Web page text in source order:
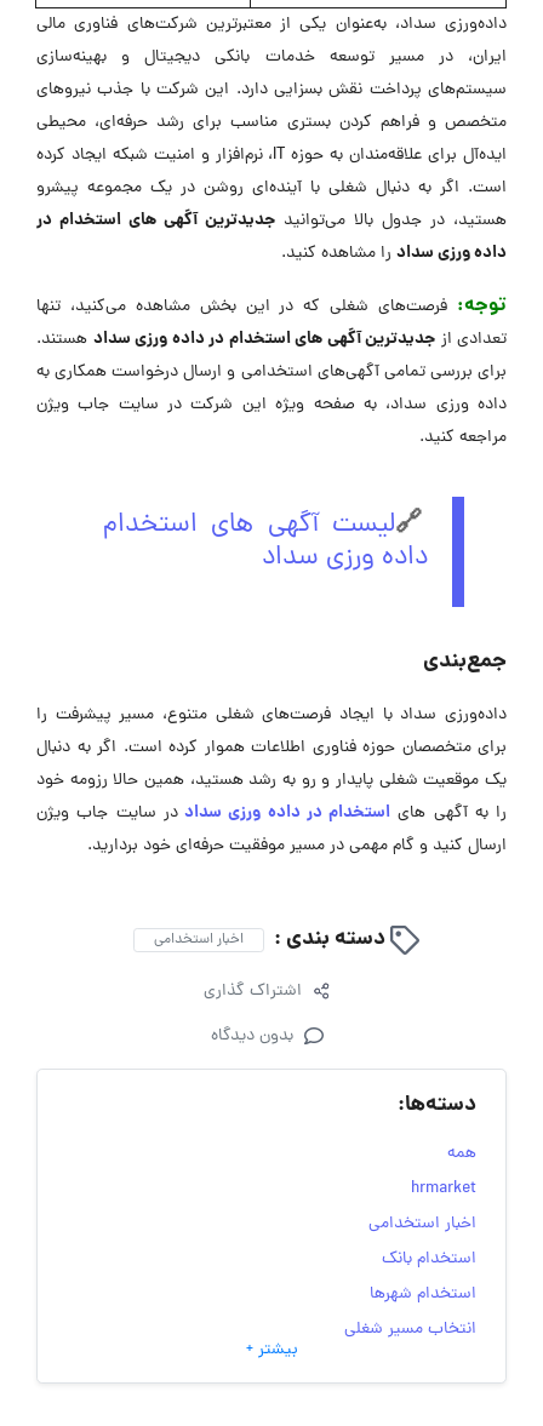
داده‌ورزی سداد، به‌عنوان یکی از معتبرترین شرکت‌های فناوری مالی
ایران، در مسیر توسعه خدمات بانکی دیجیتال و بهینه‌سازی
سیستم‌های پرداخت نقش بسزایی دارد. این شرکت با جذب نیروهای
متخصص و فراهم کردن بستری مناسب برای رشد حرفه‌ای، محیطی
ایده‌آل برای علاقه‌مندان به حوزه IT، نرم‌افزار و امنیت شبکه ایجاد کرده
است. اگر به دنبال شغلی با آینده‌ای روشن در یک مجموعه پیشرو
هستید، در جدول بالا می‌توانید جدیدترین آگهی های استخدام در
داده ورزی سداد را مشاهده کنید.
توجه: فرصت‌های شغلی که در این بخش مشاهده می‌کنید، تنها
تعدادی از جدیدترین آگهی های استخدام در داده ورزی سداد هستند.
برای بررسی تمامی آگهی‌های استخدامی و ارسال درخواست همکاری به
داده ورزی سداد، به صفحه ویژه این شرکت در ‌سایت جاب ویژن
مراجعه کنید.
🔗لیست آگهی های استخدام
داده ورزی سداد
جمع‌بندی
داده‌ورزی سداد با ایجاد فرصت‌های شغلی متنوع، مسیر پیشرفت را
برای متخصصان حوزه فناوری اطلاعات هموار کرده است. اگر به دنبال
یک موقعیت شغلی پایدار و رو به رشد هستید، همین حالا رزومه خود
را به آگهی ‌های استخدام در داده ورزی سداددر سایت جاب ویژن
ارسال کنید و گام مهمی در مسیر موفقیت حرفه‌ای خود بردارید.
دسته بندی : اخبار استخدامی
اشتراک گذاری
بدون دیدگاه
دسته‌ها:
همه
hrmarket
اخبار استخدامی
استخدام بانک
استخدام شهرها
انتخاب مسیر شغلی
به‌روزرسانی‌های سایت (کارجویی)
بیشتر +